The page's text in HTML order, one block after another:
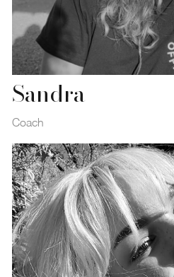
Sandra
Coach